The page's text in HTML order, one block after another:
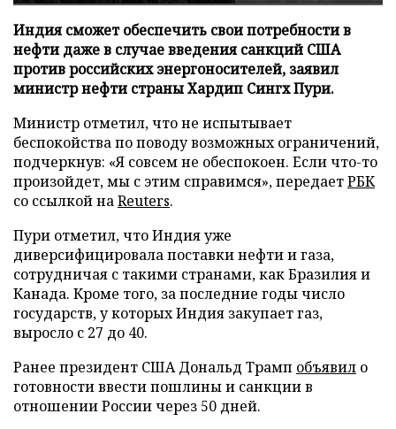
Индия сможет обеспечить свои потребности в
нефти даже в случае введения санкций США
против российских энергоносителей, заявил
министр нефти страны Хардип Сингх Пури.
Министр отметил, что не испытывает
беспокойства по поводу возможных ограничений,
подчеркнув: «Я совсем не обеспокоен. Если что-то
произойдет, мы с этим справимся», передаетРБК
со ссылкой наReuters.
Пури отметил, что Индия уже
диверсифицировала поставки нефти и газа,
сотрудничая с такими странами, как Бразилия и
Канада. Кроме того, за последние годы число
государств, у которых Индия закупает газ,
выросло с 27 до 40.
Ранее президент США Дональд Трамп объявил о
готовности ввести пошлины и санкции в
отношении России через 50 дней.